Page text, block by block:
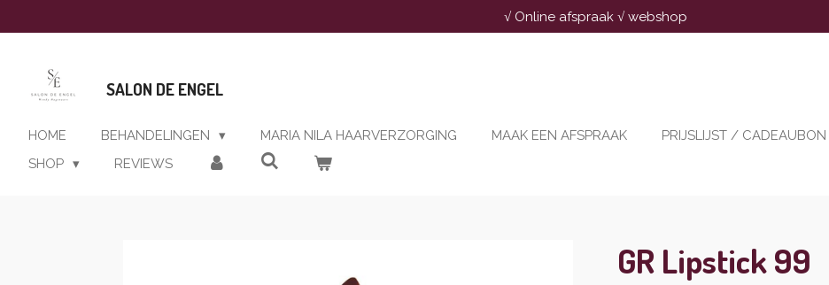
direct
hoofdinhoud
√ Online afspraak √ webshop
SALON DE ENGEL
HOME BEHANDELINGEN MARIA NILA HAARVERZORGING MAAK EEN AFSPRAAK PRIJSLIJST / CADEAUBON
SHOP
REVIEWS
GR Lipstick 99